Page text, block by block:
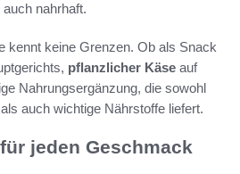
nahrhaft.
kennt keine Grenzen. Ob als Snack
pflanzlicher Käse auf
Nahrungsergänzung, die sowohl
auch wichtige Nährstoffe liefert.
jeden Geschmack